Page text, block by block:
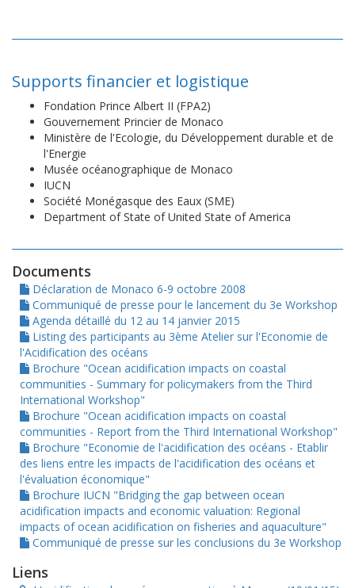
Supports financier et logistique
Fondation Prince Albert II (FPA2)
Gouvernement Princier de Monaco
Ministère de l'Ecologie, du Développement durable et de
l'Energie
Musée océanographique de Monaco
IUCN
Société Monégasque des Eaux (SME)
Department of State of United State of America
Documents
Déclaration de Monaco 6-9 octobre 2008
Communiqué de presse pour le lancement du 3e Workshop
Agenda détaillé du 12 au 14 janvier 2015
Listing des participants au 3ème Atelier sur l'Economie de
l'Acidification des océans
Brochure "Ocean acidification impacts on coastal
communities - Summary for policymakers from the Third
International Workshop"
Brochure "Ocean acidification impacts on coastal
communities - Report from the Third International Workshop"
Brochure "Economie de l'acidification des océans - Etablir
des liens entre les impacts de l'acidification des océans et
l'évaluation économique"
Brochure IUCN "Bridging the gap between ocean
acidification impacts and economic valuation: Regional
impacts of ocean acidification on fisheries and aquaculture"
Communiqué de presse sur les conclusions du 3e Workshop
Liens